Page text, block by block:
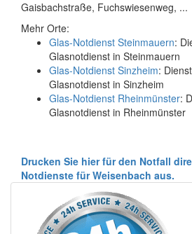
Gaisbachstraße, Fuchswiesenweg, ...
Mehr Orte:
Glas-Notdienst Steinmauern:
Glasnotdienst in Steinmauern
Glas-Notdienst Sinzheim:
Glasnotdienst in Sinzheim
Glas-Notdienst Rheinmünster:
Glasnotdienst in Rheinmünster
Drucken Sie hier für den Notfall
Notdienste für Weisenbach aus.